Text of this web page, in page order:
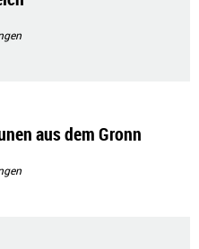
aus dem Gronn